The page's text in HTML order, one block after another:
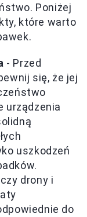
Poniżej
które warto
- Przed
się, że jej
urządzenia
uszkodzeń
drony i
do